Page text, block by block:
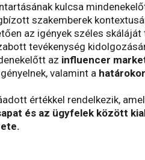
kulcsa
szakemberek
az igények széles
tevékenység
az influencer
valamint a
értékkel rendelkezik,
és az ügyfelek között